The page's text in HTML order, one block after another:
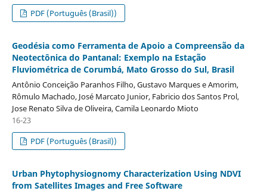
PDF (Português (Brasil))
Geodésia como Ferramenta de Apoio a Compreensão da
Neotectônica do Pantanal: Exemplo na Estação
Fluviométrica de Corumbá, Mato Grosso do Sul, Brasil
Antônio Conceição Paranhos Filho, Gustavo Marques e Amorim,
Rômulo Machado, José Marcato Junior, Fabricio dos Santos Prol,
Jose Renato Silva de Oliveira, Camila Leonardo Mioto
16-23
PDF (Português (Brasil))
Urban Phytophysiognomy Characterization Using NDVI
from Satellites Images and Free Software